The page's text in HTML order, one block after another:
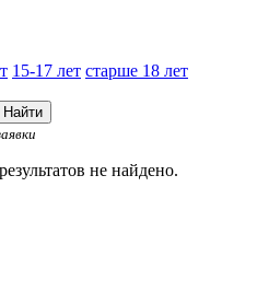
15-17 лет старше 18 лет
Найти
не найдено.